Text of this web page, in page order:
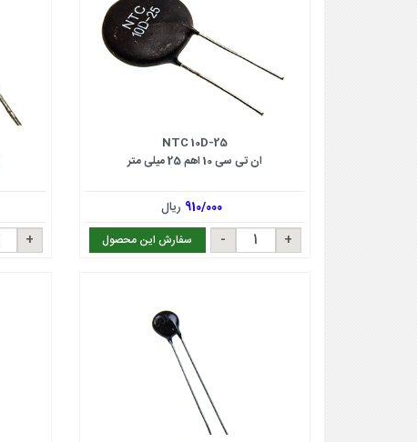
NTC 10D-25
ان تی سی 10 اهم 25 میلی متر
910/000 ریال
سفارش این محصول